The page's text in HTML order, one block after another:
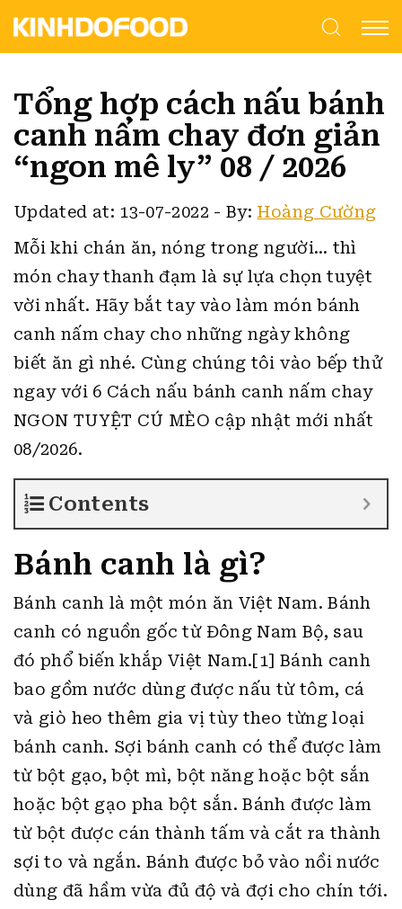
Tổng hợp cách nấu bánh
canh nấm chay đơn giản
“ngon mê ly” 08 / 2026
Updated at: 13-07-2022 -By: Hoàng Cường
Mỗi khi chán ăn, nóng trong người… thì
món chay thanh đạm là sự lựa chọn tuyệt
vời nhất. Hãy bắt tay vào làm món bánh
canh nấm chay cho những ngày không
biết ăn gì nhé. Cùng chúng tôi vào bếp thử
ngay với 6 Cách nấu bánh canh nấm chay
NGON TUYỆT CÚ MÈO cập nhật mới nhất
08/2026.
Contents
Bánh canh là gì?
Bánh canh là một món ăn Việt Nam. Bánh
canh có nguồn gốc từ Đông Nam Bộ, sau
đó phổ biến khắp Việt Nam.[1] Bánh canh
bao gồm nước dùng được nấu từ tôm, cá
và giò heo thêm gia vị tùy theo từng loại
bánh canh. Sợi bánh canh có thể được làm
từ bột gạo, bột mì, bột năng hoặc bột sắn
hoặc bột gạo pha bột sắn. Bánh được làm
từ bột được cán thành tấm và cắt ra thành
sợi to và ngắn. Bánh được bỏ vào nồi nước
dùng đã hầm vừa đủ độ và đợi cho chín tới.